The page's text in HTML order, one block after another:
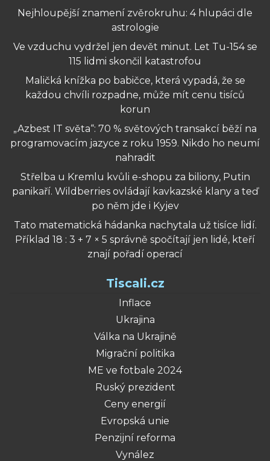
Nejhloupější znamení zvěrokruhu: 4 hlupáci dle
astrologie
Ve vzduchu vydržel jen devět minut. Let Tu-154 se
115 lidmi skončil katastrofou
Maličká knížka po babičce, která vypadá, že se
každou chvíli rozpadne, může mít cenu tisíců
korun
„Azbest IT světa“: 70 % světových transakcí běží na
programovacím jazyce z roku 1959. Nikdo ho neumí
nahradit
Střelba u Kremlu kvůli e-shopu za biliony, Putin
panikaří. Wildberries ovládají kavkazské klany a teď
po něm jde i Kyjev
Tato matematická hádanka nachytala už tisíce lidí.
Příklad 18 : 3 + 7 × 5 správně spočítají jen lidé, kteří
znají pořadí operací
Tiscali.cz
Inflace
Ukrajina
Válka na Ukrajině
Migrační politika
ME ve fotbale 2024
Ruský prezident
Ceny energií
Evropská unie
Penzijní reforma
Vynález